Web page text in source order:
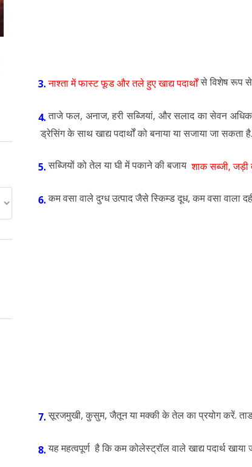
3.नाश्ता में फास्ट फूड और तले हुए खाद्य पदार्थोंसे विशेष रूप से
4. ताजे फल, अनाज, हरी सब्जियां, और सलाद का सेवन
ड्रेसिंग के साथ खाद्य पदार्थों को बनाया या सजाया जा सकता है.
5.सब्जियों को तेल या घी में पकाने की बजायशाक सब्जी, जड़ी
6.कम वसा वाले दुग्ध उत्पाद जैसे स्किम्ड दूध, कम वसा वाला
7.सूरजमुखी, कुसुम, जैतून या मक्की के तेल का प्रयोग करें.
8.यह महत्वपूर्ण है कि कम कोलेस्ट्रॉल वाले खाद्य पदार्थ